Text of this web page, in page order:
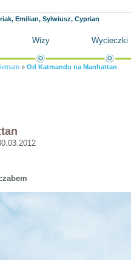
Emilian, Sylwiusz, Cyprian
Wizy Wycieczki
» Od Katmandu na Manhattan